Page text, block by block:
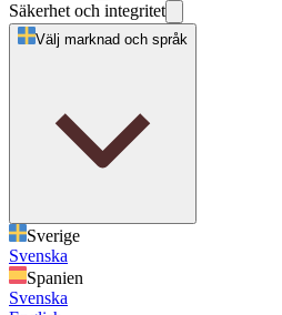
Säkerhet och integritet
Välj marknad och språk
Sverige
Svenska
Spanien
Svenska